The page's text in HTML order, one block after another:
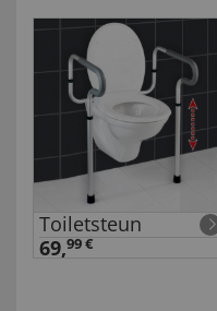
Toiletsteun
69,99 €